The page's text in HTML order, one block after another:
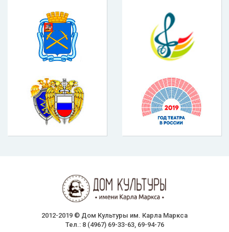
2012-2019 © Дом Культуры им. Карла Маркса
Тел.: 8 (4967) 69-33-63, 69-94-76